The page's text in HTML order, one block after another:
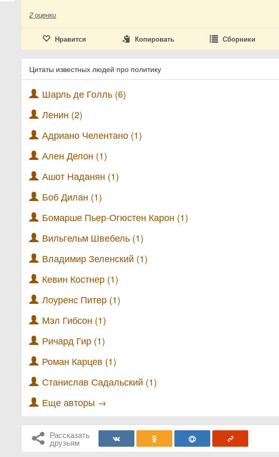
2 оценки
Нравится Копировать Сборники
Цитаты известных людей про политику
Шарль де Голль (6)
Ленин (2)
Адриано Челентано (1)
Ален Делон (1)
Ашот Наданян (1)
Боб Дилан (1)
Бомарше Пьер-Огюстен Карон (1)
Вильгельм Швебель (1)
Владимир Зеленский (1)
Кевин Костнер (1)
Лоуренс Питер (1)
Мэл Гибсон (1)
Ричард Гир (1)
Роман Карцев (1)
Станислав Садальский (1)
Еще авторы →
Рассказать
друзьям